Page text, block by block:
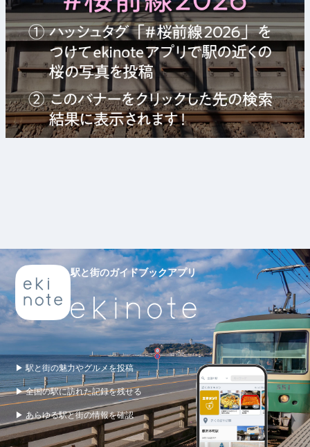
駅と街のガイドブックアプリ
▶ 駅と街の魅力やグルメを投稿
▶ 全国の駅に訪れた記録を残せる
▶ あらゆる駅と街の情報を確認